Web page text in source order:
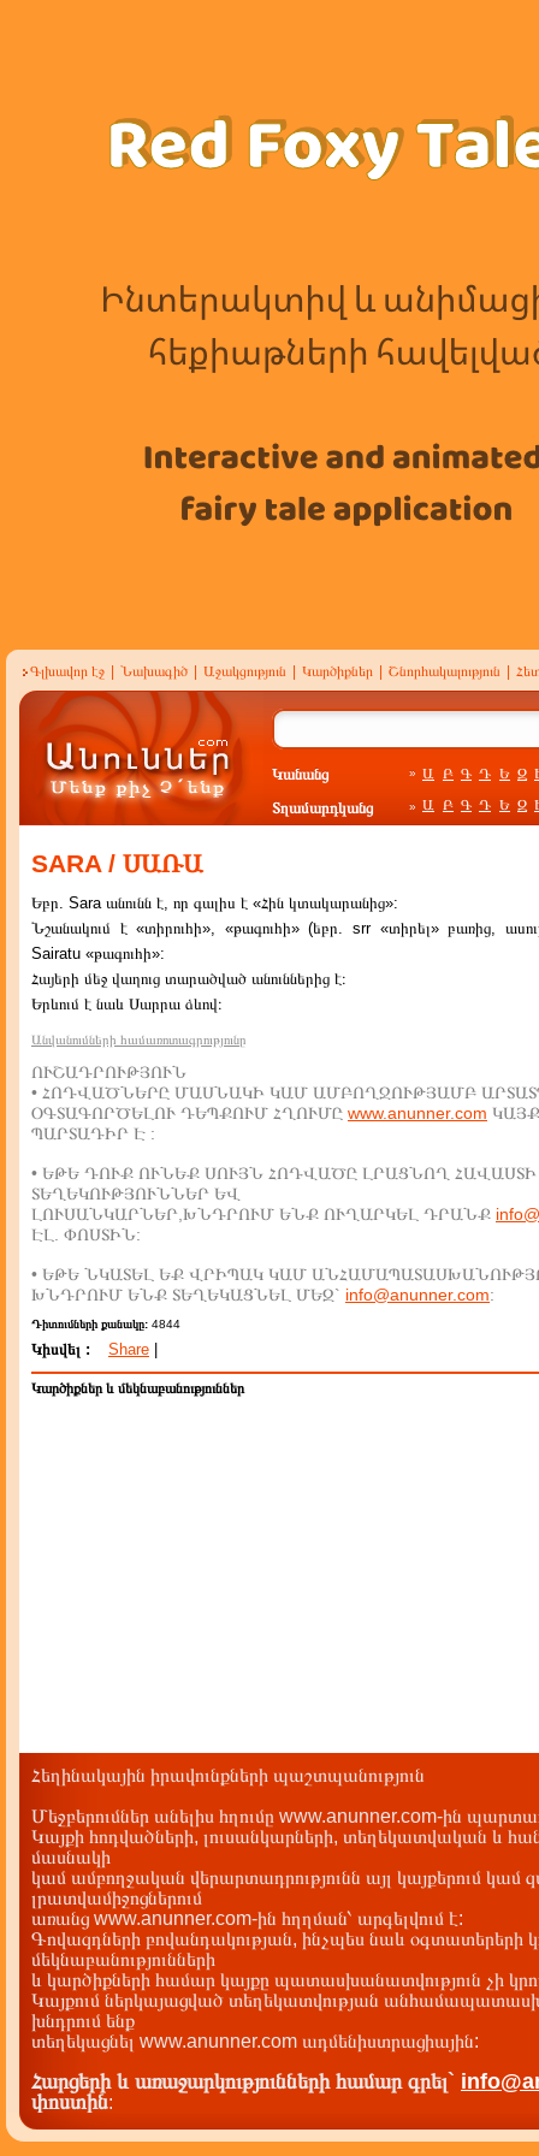
Գլխավոր էջ Նախագիծ Աջակցություն Կարծիքներ Շնորհակալություն
Կանանց » Ա Բ Գ Դ Ե Զ
Տղամարդկանց » Ա Բ Գ Դ Ե Զ
SARA / ՍԱՌԱ
Եբր. Sara անունն է, որ գալիս է «Հին կտակարանից»:
Նշանակում է «տիրուհի», «թագուհի» (եբր. srr «տիրել» բառից,
Sairatu «թագուհի»:
Հայերի մեջ վաղուց տարածված անուններից է։
Երևում է նաև Սարրա ձևով։
Անվանումների համառոտագրությունը
ՈՒՇԱԴՐՈՒԹՅՈՒՆ
• ՀՈԴՎԱԾՆԵՐԸ ՄԱՍՆԱԿԻ ԿԱՄ ԱՄԲՈՂՋՈՒԹՅԱՄԲ
ՕԳՏԱԳՈՐԾԵԼՈՒ ԴԵՊՔՈՒՄ ՀՂՈՒՄԸ www.anunner.com
ՊԱՐՏԱԴԻՐ Է :
• ԵԹԵ ԴՈՒՔ ՈՒՆԵՔ ՍՈՒՅՆ ՀՈԴՎԱԾԸ ԼՐԱՑՆՈՂ ՀԱՎԱՍՏԻ
ՏԵՂԵԿՈՒԹՅՈՒՆՆԵՐ ԵՎ
ԼՈՒՍԱՆԿԱՐՆԵՐ,ԽՆԴՐՈՒՄ ԵՆՔ ՈՒՂԱՐԿԵԼ ԴՐԱՆՔ
ԷԼ. ՓՈՍՏԻՆ:
• ԵԹԵ ՆԿԱՏԵԼ ԵՔ ՎՐԻՊԱԿ ԿԱՄ
ԽՆԴՐՈՒՄ ԵՆՔ ՏԵՂԵԿԱՑՆԵԼ ՄԵԶ` info@anunner.com:
Դիտումների քանակը: 4844
Կիսվել : Share
Կարծիքներ և մեկնաբանություններ
Հեղինակային իրավունքների պաշտպանություն
Մեջբերումներ անելիս հղումը www.anunner.com-ին
Կայքի հոդվածների, լուսանկարների, տեղեկատվական և
մասնակի
կամ ամբողջական վերարտադրությունն այլ կայքերում կամ
լրատվամիջոցներում
առանց www.anunner.com-ին հղղման՝ արգելվում է:
Գովազդների բովանդակության, ինչպես նաև օգտատերերի
մեկնաբանությունների
և կարծիքների համար կայքը պատասխանատվություն չի
Կայքում ներկայացված տեղեկատվության
խնդրում ենք
տեղեկացնել www.anunner.com ադմենիստրացիային:
Հարցերի և առաջարկությունների համար գրել`
փոստին: